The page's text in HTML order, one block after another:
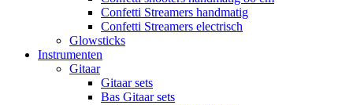
Confetti Streamers handmatig
Confetti Streamers electrisch
Glowsticks
Instrumenten
Gitaar
Gitaar sets
Bas Gitaar sets